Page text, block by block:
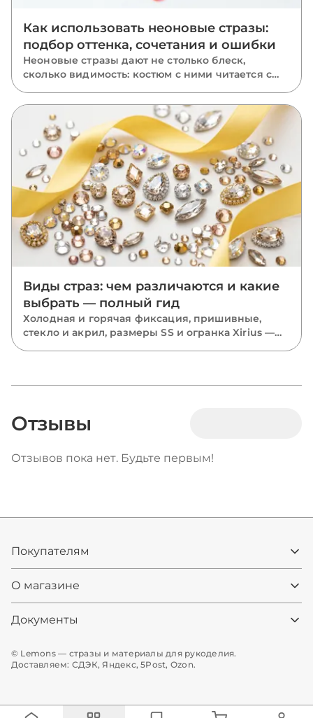
Как использовать неоновые стразы:
подбор оттенка, сочетания и ошибки
Неоновые стразы дают не столько блеск,
сколько видимость: костюм с ними читается с
отличается от классики, где он работает лучше
всего, как подобрать оттенок к ткани, с чем
сочетать и каких ошибок избегать.
Виды страз: чем различаются и какие
выбрать — полный гид
Холодная и горячая фиксация, пришивные,
стекло и акрил, размеры SS и огранка Xirius —
Отзывы
Отзывов пока нет. Будьте первым!
Покупателям
О магазине
Документы
© Lemons — стразы и материалы для рукоделия.
Доставляем: СДЭК, Яндекс, 5Post, Ozon.